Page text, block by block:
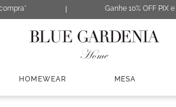
Ganhe 10% OFF PIX
HOMEWEAR MESA